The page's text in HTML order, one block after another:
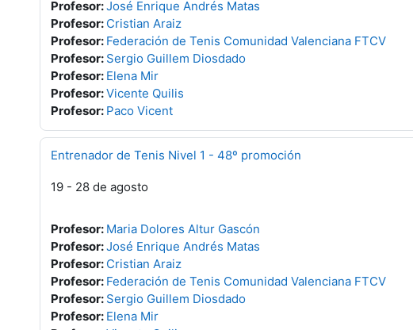
Profesor:José Enrique Andrés Matas
Profesor: Cristian Araiz
Profesor: Federación de Tenis Comunidad Valenciana FTCV
Profesor: Sergio Guillem Diosdado
Profesor: Elena Mir
Profesor:Vicente Quilis
Profesor: Paco Vicent
Entrenador de Tenis Nivel 1 - 48º promoción
19 - 28 de agosto
Profesor: Maria Dolores Altur Gascón
Profesor:José Enrique Andrés Matas
Profesor: Cristian Araiz
Profesor: Federación de Tenis Comunidad Valenciana FTCV
Profesor: Sergio Guillem Diosdado
Profesor: Elena Mir